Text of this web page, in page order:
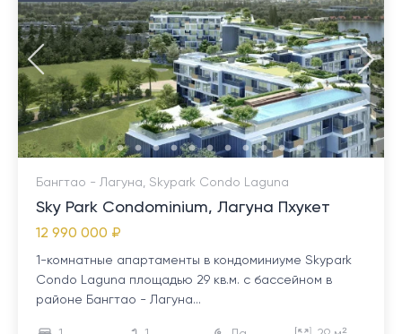
Бангтао - Лагуна, Skypark Condo Laguna
Sky Park Condominium, Лагуна Пхукет
12 990 000 ₽
1-комнатные апартаменты в кондоминиуме Skypark
Condo Laguna площадью 29 кв.м. с бассейном в
районе Бангтао - Лагуна...